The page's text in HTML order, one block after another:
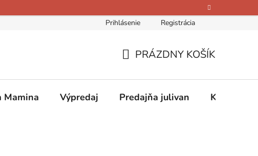
Kontakty O nás Hodnotenie obchodu
Prihlásenie Registrácia
KOŠÍK
PRÁZDNY KOŠÍK
Mamina Výpredaj Predajňa julivan Kontakty